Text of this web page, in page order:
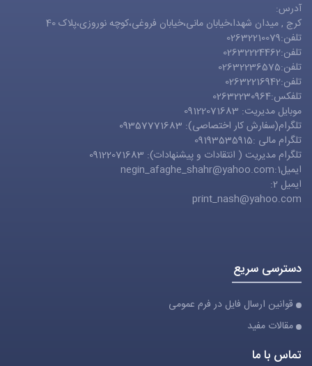
آدرس:
کرج , میدان شهدا،خیابان مانی،خیابان فروغی،کوچه نوروزی،پلاک 40
تلفن:02632210079
تلفن:02632224462
تلفن:02632236575
تلفن:02632216942
تلفکس:02632230964
موبایل مدیریت: 09122071683
تلگرام(سفارش کار اختصاصی): 09357771683
تلگرام مالی :09193535915
تلگرام مدیریت ( انتقادات و پیشنهادات): 09122071683
ایمیل1: negin_afaghe_shahr@yahoo.com
ایمیل 2:
print_nash@yahoo.com
دسترسی سریع
قوانین ارسال فایل در فرم عمومی
مقالات مفید
تماس با ما